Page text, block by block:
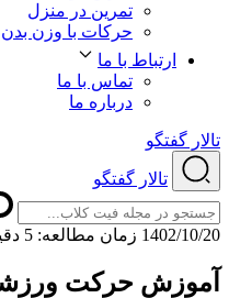
تمرین در منزل
حرکات با وزن بدن
ارتباط با ما
تماس با ما
درباره ما
تالار گفتگو
تالار گفتگو
1402/10/20 ﺯﻣﺎﻥ ﻣﻄﺎﻟﻌﻪ: 5 دقیقه
آموزش حرکت